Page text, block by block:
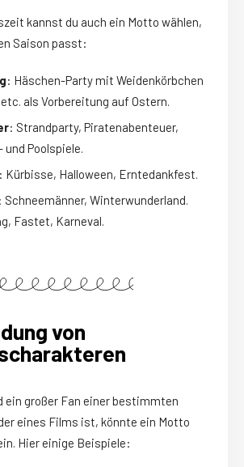
kannst du auch ein Motto wählen,
Saison passt:
: Häschen-Party mit Weidenkörbchen
als Vorbereitung auf Ostern.
: Strandparty, Piratenabenteuer,
und Poolspiele.
: Kürbisse, Halloween, Erntedankfest.
: Schneemänner, Winterwunderland.
Fastet, Karneval.
von
ein großer Fan einer bestimmten
eines Films ist, könnte ein Motto
Hier einige Beispiele: